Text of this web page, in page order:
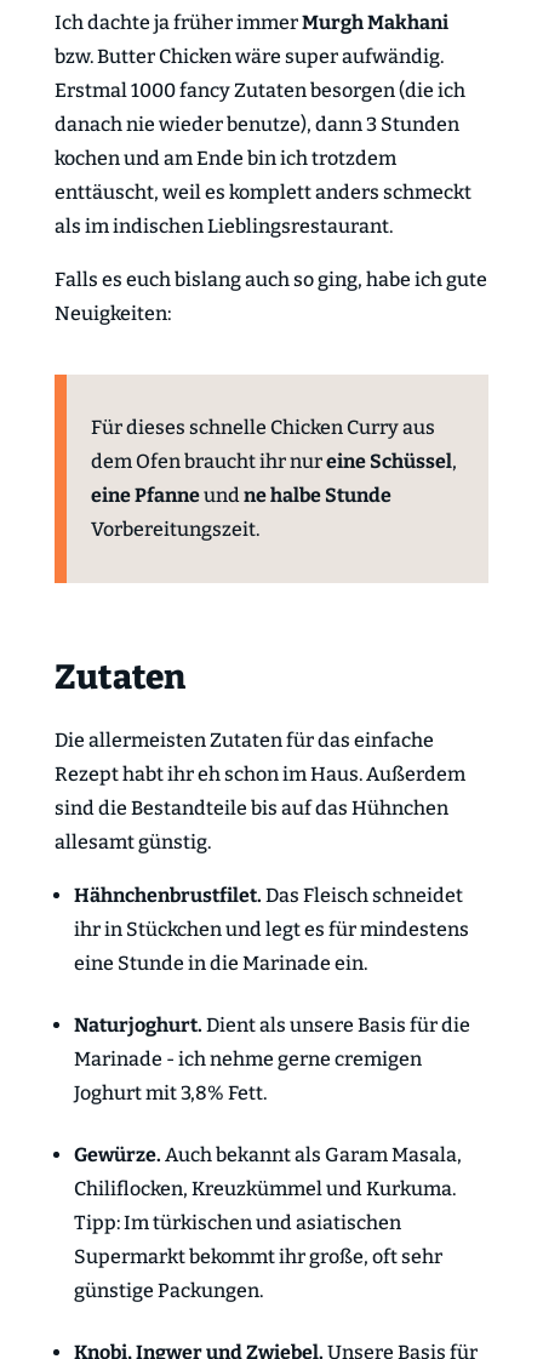
Ich dachte ja früher immerMurgh Makhani
bzw. Butter Chicken wäre super aufwändig.
Erstmal 1000 fancy Zutaten besorgen (die ich
danach nie wieder benutze), dann 3 Stunden
kochen und am Ende bin ich trotzdem
enttäuscht, weil es komplett anders schmeckt
als im indischen Lieblingsrestaurant.
Falls es euch bislang auch so ging, habe ich gute
Neuigkeiten:
Für dieses schnelle Chicken Curry aus
dem Ofen braucht ihr nureine Schüssel,
eine Pfanneundne halbe Stunde
Vorbereitungszeit.
Zutaten
Die allermeisten Zutaten für das einfache
Rezept habt ihr eh schon im Haus. Außerdem
sind die Bestandteile bis auf das Hühnchen
allesamt günstig.
Hähnchenbrustfilet. Das Fleisch schneidet
ihr in Stückchen und legt es für mindestens
eine Stunde in die Marinade ein.
Naturjoghurt. Dient als unsere Basis für die
Marinade - ich nehme gerne cremigen
Joghurt mit 3,8% Fett.
Gewürze. Auch bekannt als Garam Masala,
Chiliflocken, Kreuzkümmel und Kurkuma.
Tipp: Im türkischen und asiatischen
Supermarkt bekommt ihr große, oft sehr
günstige Packungen.
Knobi, Ingwer und Zwiebel. Unsere Basis für